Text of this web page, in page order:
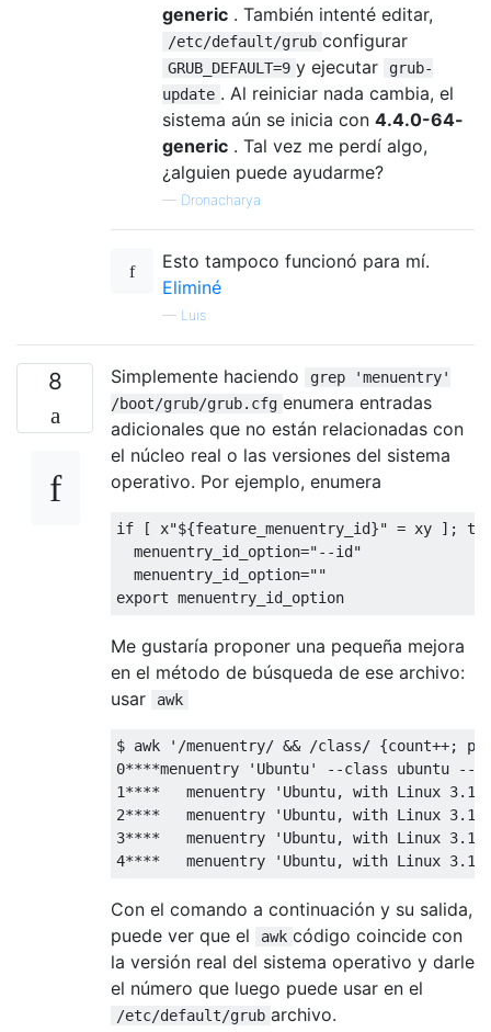
generic . También intenté editar,
/etc/default/grub configurar
GRUB_DEFAULT=9 y ejecutar
grub-
update . Al reiniciar nada cambia, el
sistema aún se inicia con 4.4.0-64-
generic . Tal vez me perdí algo,
¿alguien puede ayudarme?
— Dronacharya
Esto tampoco funcionó para mí.
Eliminé
— Luis
8 Simplemente haciendo
grep 'menuentry'
/boot/grub/grub.cfg enumera entradas
adicionales que no están relacionadas con
el núcleo real o las versiones del sistema
operativo. Por ejemplo, enumera
if [ x"${feature_menuentry_id}" = xy ];
  menuentry_id_option="--id"
  menuentry_id_option=""
Me gustaría proponer una pequeña mejora
en el método de búsqueda de ese archivo:
usar
awk
$ awk '/menuentry/ && /
0****menuentry 'Ubuntu' --class ubuntu --
1****   menuentry 'Ubuntu, with Linux
2****   menuentry 'Ubuntu, with Linux
3****   menuentry 'Ubuntu, with Linux
Con el comando a continuación y su salida,
puede ver que el
awk código coincide con
la versión real del sistema operativo y darle
el número que luego puede usar en el
/etc/default/grub archivo.